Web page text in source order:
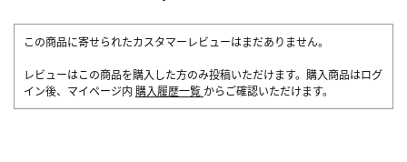
この商品に寄せられたカスタマーレビューはまだありません。
レビューはこの商品を購入した方のみ投稿いただけます。購入商品はログ
イン後、マイページ内 購入履歴一覧 からご確認いただけます。